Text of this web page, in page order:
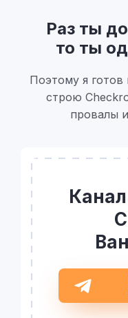
Раз ты
то ты
Поэтому я готов
строю
провалы